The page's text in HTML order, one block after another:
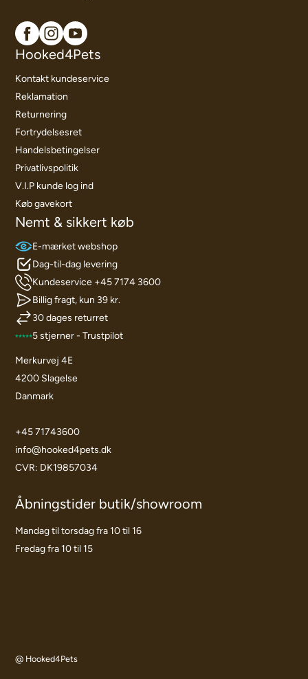
Hooked4Pets
Kontakt kundeservice
Reklamation
Returnering
Fortrydelsesret
Handelsbetingelser
Privatlivspolitik
V.I.P kunde log ind
Køb gavekort
Nemt & sikkert køb
E-mærket webshop
Dag-til-dag levering
Kundeservice +45 7174 3600
Billig fragt, kun 39 kr.
30 dages returret
5 stjerner - Trustpilot
Merkurvej 4E
4200 Slagelse
Danmark
+45 71743600
info@hooked4pets.dk
CVR: DK19857034
Åbningstider butik/showroom
Mandag til torsdag fra 10 til 16
Fredag fra 10 til 15
@ Hooked4Pets